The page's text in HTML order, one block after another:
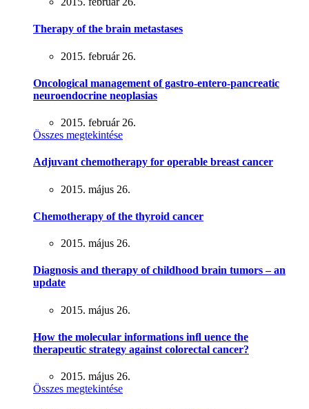
Therapy of the brain metastases
2015. február 26.
Oncological management of gastro-entero-pancreatic
neuroendocrine neoplasias
2015. február 26.
Összes megtekintése
Adjuvant chemotherapy for operable breast cancer
2015. május 26.
Chemotherapy of the thyroid cancer
2015. május 26.
Diagnosis and therapy of childhood brain tumors – an
update
2015. május 26.
How the molecular informations inﬂ uence the
therapeutic strategy against colorectal cancer?
2015. május 26.
Összes megtekintése